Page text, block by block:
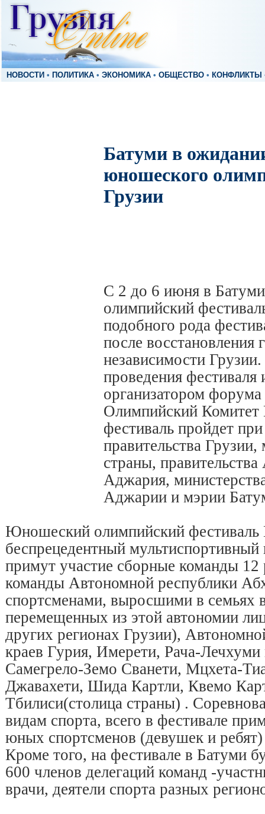
НОВОСТИ • ПОЛИТИКА • ЭКОНОМИКА • ОБЩЕСТВО • КОНФЛИКТЫ
Батуми в
юношеского
Грузии
С 2 до 6 июня в
олимпийский
подобного рода
после восстановления
независимости
проведения фестиваля
организатором
Олимпийский
фестиваль пройдет
правительства Грузии,
страны,
Аджария,
Аджарии и мэрии
Юношеский олимпийский фестиваль
беспрецедентный мультиспортивный
примут участие сборные команды 12
команды Автономной республики
спортсменами, выросшими в семьях
перемещенных из этой автономии
других регионах Грузии),
краев Гурия, Имерети, Рача-
Самегрело-Земо Сванети, Мцхета-
Джавахети, Шида Картли, Квемо
Тбилиси(столица страны) .
видам спорта, всего в фестивале
юных спортсменов (девушек и ребят)
Кроме того, на фестивале в Батуми
600 членов делегаций команд -
врачи, деятели спорта разных